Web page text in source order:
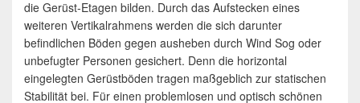
die Gerüst-Etagen bilden. Durch das Aufstecken eines
weiteren Vertikalrahmens werden die sich darunter
befindlichen Böden gegen ausheben durch Wind Sog oder
unbefugter Personen gesichert. Denn die horizontal
eingelegten Gerüstböden tragen maßgeblich zur statischen
Stabilität bei. Für einen problemlosen und optisch schönen